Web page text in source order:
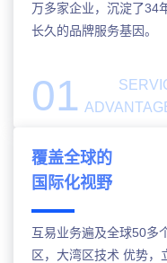
万多家企业，沉淀了34
长久的品牌服务基因。
01
覆盖全球的
国际化视野
互易业务遍及全球50多
区，大湾区技术 优势，